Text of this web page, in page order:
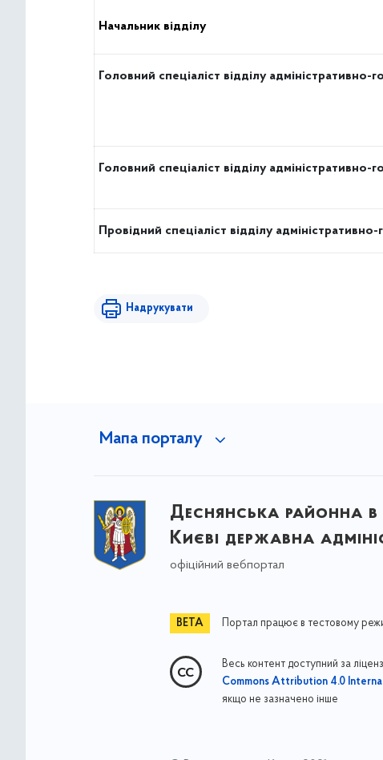
Начальник відділу
Головний спеціаліст відділу адміністративно-
Головний спеціаліст відділу адміністративно-
Провідний спеціаліст відділу
Надрукувати
Мапа порталу
Деснянська районна в
Києві державна
офіційний вебпортал
Портал працює в тестовому
Весь контент доступний за
Commons Attribution 4.0
якщо не зазначено інше